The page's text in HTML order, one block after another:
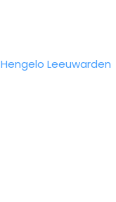
Hengelo Leeuwarden